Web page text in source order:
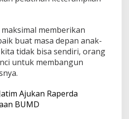
memberikan
buat masa depan anak-
tidak bisa sendiri, orang
untuk membangun
Ajukan Raperda
BUMD